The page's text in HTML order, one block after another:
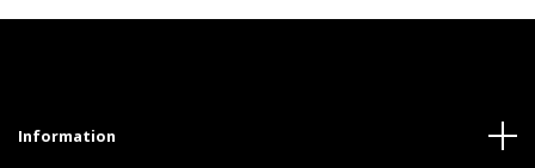
Information